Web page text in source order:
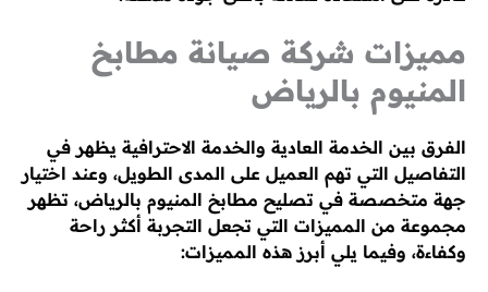
مميزات شركة صيانة مطابخ
المنيوم بالرياض
الفرق بين الخدمة العادية والخدمة الاحترافية يظهر في
التفاصيل التي تهم العميل على المدى الطويل، وعند اختيار
جهة متخصصة في تصليح مطابخ المنيوم بالرياض، تظهر
مجموعة من المميزات التي تجعل التجربة أكثر راحة
وكفاءة، وفيما يلي أبرز هذه المميزات: